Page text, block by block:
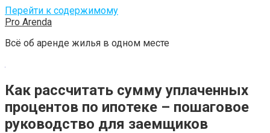
Перейти к содержимому
Pro Arenda
Всё об аренде жилья в одном месте
Как рассчитать сумму уплаченных
процентов по ипотеке – пошаговое
руководство для заемщиков